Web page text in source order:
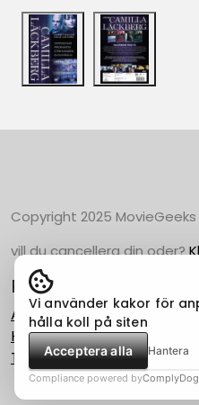
Copyright 2025 MovieGeeks
vill du cancellera din oder?
Populära Kategorier
Action
Horror
Thriller
Vi använder kakor för
hålla koll på siten
Acceptera alla Hantera
Compliance powered byComplyDog